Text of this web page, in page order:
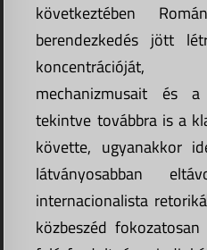
következtében
berendezkedés jött
koncentrációját,
mechanizmusait és
tekintve továbbra is a
követte, ugyanakkor
látványosabban
internacionalista
közbeszéd